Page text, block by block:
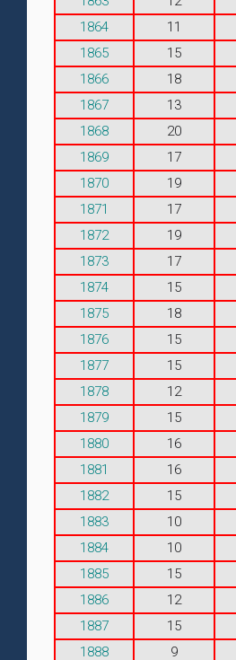
1864
11
1865
15
1866
18
1867
13
1868
20
1869
17
1870
19
1871
17
1872
19
1873
17
1874
15
1875
18
1876
15
1877
15
1878
12
1879
15
1880
16
1881
16
1882
15
1883
10
1884
10
1885
15
1886
12
1887
15
1888
9